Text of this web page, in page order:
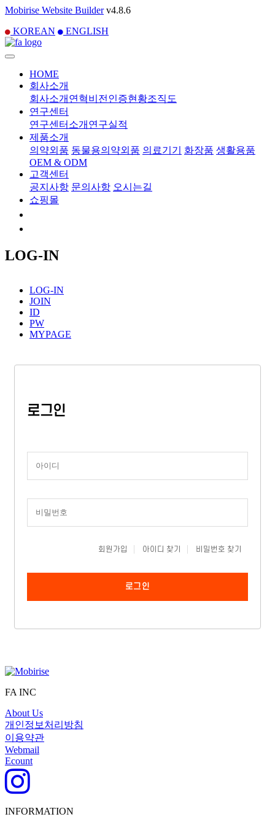
Mobirise Website Builderv4.8.6
KOREAN
ENGLISH
HOME
회사소개
회사소개 연혁비전 인증현황조직도
연구센터
연구센터소개 연구실적
제품소개
의약외품 동물용의약외품 의료기기 화장품 생활용품
OEM & ODM
고객센터
공지사항 문의사항 오시는길
쇼핑몰
LOG-IN
LOG-IN
JOIN
ID
PW
MYPAGE
로그인
회원가입 아이디 찾기 비밀번호 찾기
로그인
FA INC
About Us
개인정보처리방침
이용약관
Webmail
Ecount
INFORMATION